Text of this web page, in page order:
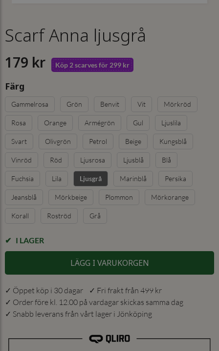
Scarf Anna ljusgrå
179 kr Köp 2 scarves för 299 kr
Färg
Gammelrosa Grön Benvit Vit Mörkröd
Rosa Orange Armégrön Gul Ljuslila
Svart Olivgrön Petrol Beige Kungsblå
Vinröd Röd Ljusrosa Ljusblå Blå
Fuchsia Lila Ljusgrå Marinblå Persika
Jeansblå Mörkbeige Plommon Mörkorange
Korall Roströd Grå
I LAGER
LÄGG I VARUKORGEN
✓ Öppet köp i 30 dagar ✓ Fri frakt från 499 kr
✓ Order före kl. 12.00 på vardagar skickas samma dag
✓ Snabb leverans från vårt lager i Jönköping